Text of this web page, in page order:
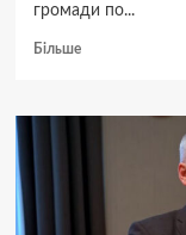
громади по...
БільшеДокладніше
Чернівцях
платити